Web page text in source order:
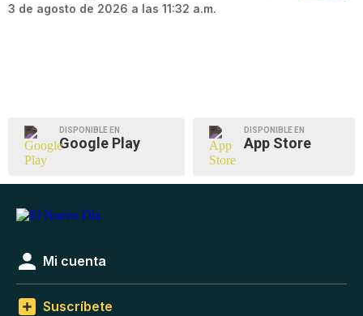
3 de agosto de 2026 a las 11:32 a.m.
DISPONIBLE EN
Google Play
DISPONIBLE EN
App Store
Mi cuenta
Suscríbete